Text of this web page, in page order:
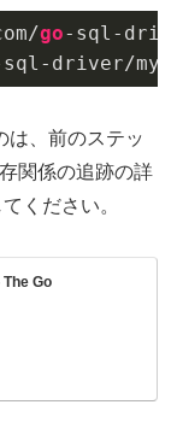
go-sql-
driver/
は、前のステッ
関係の追跡の詳
ください。
Go